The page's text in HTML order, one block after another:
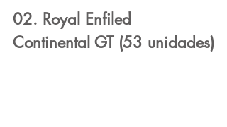
02. Royal Enfiled
Continental GT (53 unidades)